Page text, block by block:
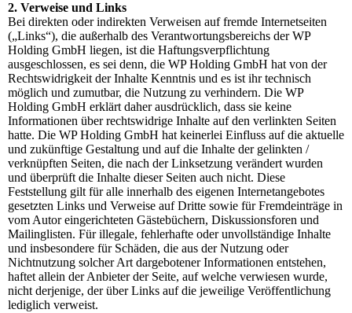
2. Verweise und Links
Bei direkten oder indirekten Verweisen auf fremde Internetseiten
(„Links“), die außerhalb des Verantwortungsbereichs der WP
Holding GmbH liegen, ist die Haftungsverpflichtung
ausgeschlossen, es sei denn, die WP Holding GmbH hat von der
Rechtswidrigkeit der Inhalte Kenntnis und es ist ihr technisch
möglich und zumutbar, die Nutzung zu verhindern. Die WP
Holding GmbH erklärt daher ausdrücklich, dass sie keine
Informationen über rechtswidrige Inhalte auf den verlinkten Seiten
hatte. Die WP Holding GmbH hat keinerlei Einfluss auf die aktuelle
und zukünftige Gestaltung und auf die Inhalte der gelinkten /
verknüpften Seiten, die nach der Linksetzung verändert wurden
und überprüft die Inhalte dieser Seiten auch nicht. Diese
Feststellung gilt für alle innerhalb des eigenen Internetangebotes
gesetzten Links und Verweise auf Dritte sowie für Fremdeinträge in
vom Autor eingerichteten Gästebüchern, Diskussionsforen und
Mailinglisten. Für illegale, fehlerhafte oder unvollständige Inhalte
und insbesondere für Schäden, die aus der Nutzung oder
Nichtnutzung solcher Art dargebotener Informationen entstehen,
haftet allein der Anbieter der Seite, auf welche verwiesen wurde,
nicht derjenige, der über Links auf die jeweilige Veröffentlichung
lediglich verweist.